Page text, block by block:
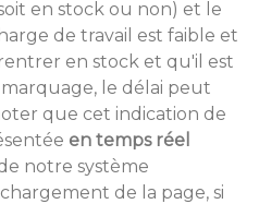
en stock ou non) et le
de travail est faible et
en stock et qu'il est
le délai peut
que cet indication de
en temps réel
notre système
de la page, si